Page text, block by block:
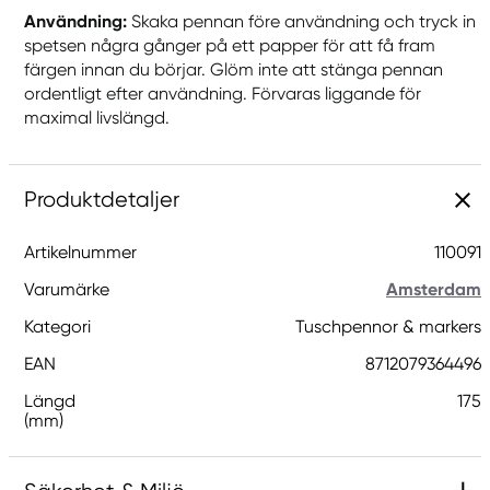
Användning: Skaka pennan före användning och tryck in
spetsen några gånger på ett papper för att få fram
färgen innan du börjar. Glöm inte att stänga pennan
ordentligt efter användning. Förvaras liggande för
maximal livslängd.
Produktdetaljer
Artikelnummer
110091
Varumärke
Amsterdam
Kategori
Tuschpennor & markers
EAN
8712079364496
Längd
(mm)
175